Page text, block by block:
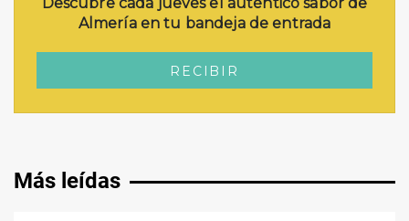
Más leídas